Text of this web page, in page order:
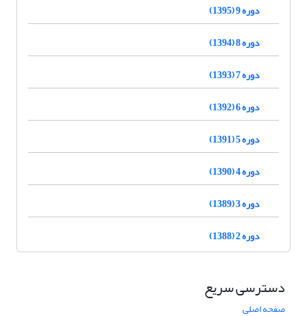
دوره 9 (1395)
دوره 8 (1394)
دوره 7 (1393)
دوره 6 (1392)
دوره 5 (1391)
دوره 4 (1390)
دوره 3 (1389)
دوره 2 (1388)
دسترسی سریع
صفحه اصلی